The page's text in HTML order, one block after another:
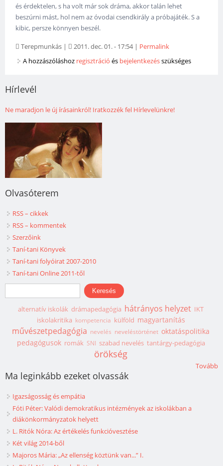
és érdektelen, s ha volt már sok dráma, akkor talán lehet
beszúrni mást, hol nem az óvodai csendkirály a próbajáték. S a
kibic, persze könnyen beszél.
Terepmunkás | 2011. dec. 01. - 17:54| Permalink
A hozzászóláshoz regisztráció és bejelentkezésszükséges
Hírlevél
Ne maradjon le új írásainkról! Iratkozzék fel Hírlevelünkre!
Olvasóterem
RSS – cikkek
RSS – kommentek
Szerzőink
Taní-tani Könyvek
Taní-tani folyóirat 2007-2010
Taní-tani Online 2011-től
Keresés űrlap
Keresés
alternatív iskolák drámapedagógia hátrányos helyzet IKT
iskolakritika kompetencia külföld magyartanítás
művészetpedagógia nevelés neveléstörténet oktatáspolitika
pedagógusok romák SNI szabad nevelés tantárgy-pedagógia
örökség
Tovább
Ma leginkább ezeket olvassák
Igazságosság és empátia
Fóti Péter: Valódi demokratikus intézmények az iskolákban a
diákönkormányzatok helyett
L. Ritók Nóra: Az értékelés funkcióvesztése
Két világ 2014-ből
Majoros Mária: „Az ellenség köztünk van...” I.